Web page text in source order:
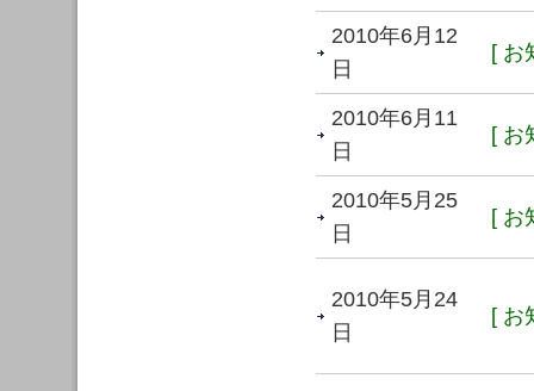
2010年6月12
日
[ お
2010年6月11
日
[ お
2010年5月25
日
[ お
2010年5月24
日
[ お